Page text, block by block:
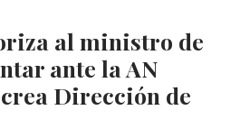
al ministro de
ante la AN
Dirección de